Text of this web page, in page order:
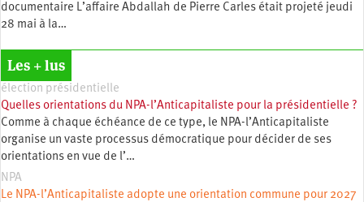
documentaire L’affaire Abdallah de Pierre Carles était projeté jeudi
28 mai à la…
Les + lus
élection présidentielle
Quelles orientations du NPA-l’Anticapitaliste pour la présidentielle ?
Comme à chaque échéance de ce type, le NPA-l’Anticapitaliste
organise un vaste processus démocratique pour décider de ses
orientations en vue de l’…
NPA
Le NPA-l’Anticapitaliste adopte une orientation commune pour 2027